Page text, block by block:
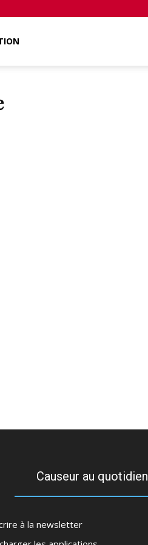
Causeur au quotidien
à la newsletter